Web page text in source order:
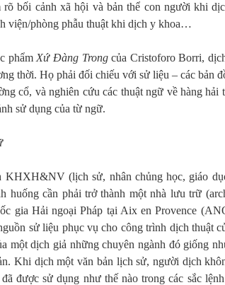
rõ bối cảnh xã hội và bản thể con người khi
viện/phòng phẫu thuật khi dịch y khoa…
phẩm Xứ Đàng Trongcủa Cristoforo Borri,
thời. Họ phải đối chiếu với sử liệu – các bản
cổ, và nghiên cứu các thuật ngữ về hàng hải
sử dụng của từ ngữ.
KHXH&NV (lịch sử, nhân chủng học, giáo
huống cần phải trở thành một nhà lưu trữ
gia Hải ngoại Pháp tại Aix en Provence
sử liệu phục vụ cho công trình dịch thuật
một dịch giả những chuyên ngành đó giống
Khi dịch một văn bản lịch sử, người dịch
được sử dụng như thế nào trong các sắc